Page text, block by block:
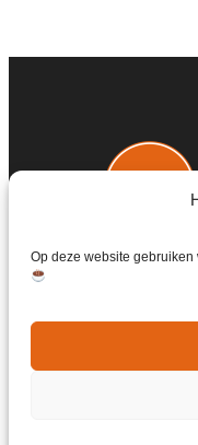
Op deze website